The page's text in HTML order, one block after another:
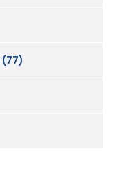
(77)